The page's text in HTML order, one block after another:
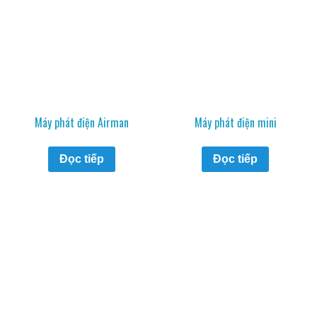
Máy phát điện Airman
Đọc tiếp
Máy phát điện mini
Đọc tiếp